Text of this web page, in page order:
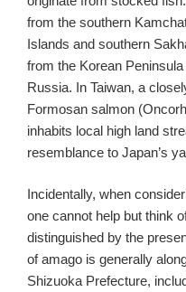
from the southern
Islands and southern
from the Korean
Russia. In Taiwan, a
Formosan salmon
inhabits local high land
resemblance to Japan’s
Incidentally, when
one cannot help but think
distinguished by the
of amago is generally
Shizuoka Prefecture,